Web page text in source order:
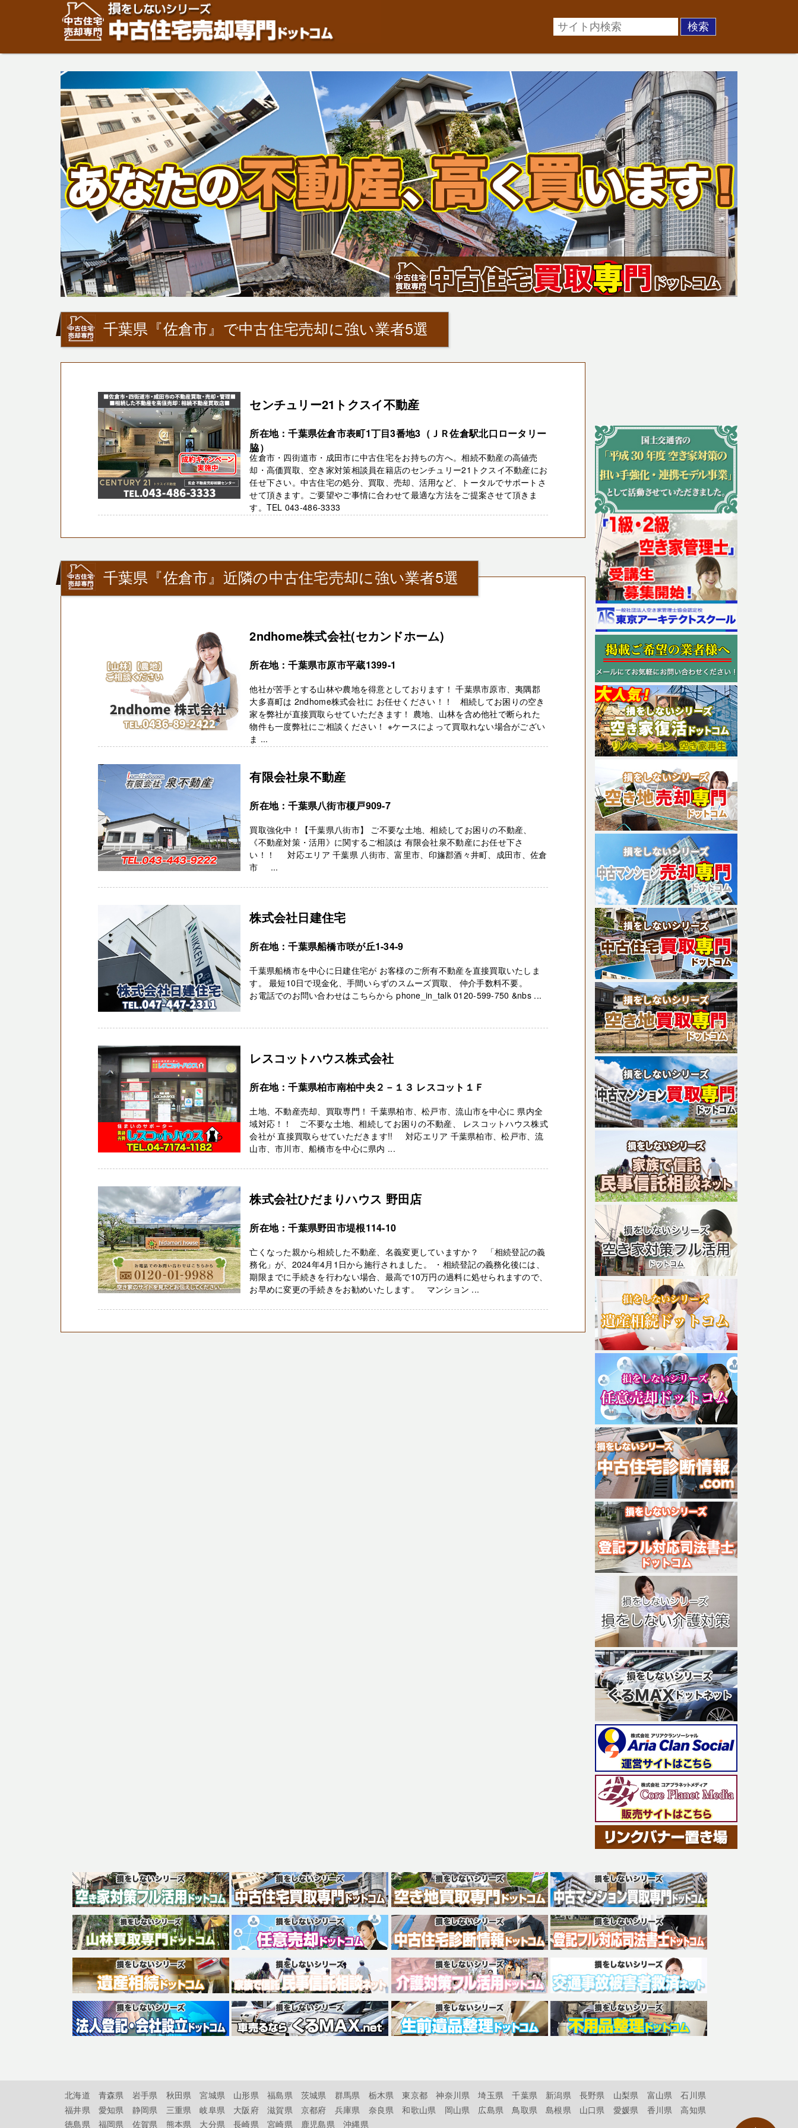
住宅・建物の「売却」は「個人」の方々が、「買取」は不動産や開発等の「業者」が物件を買います。一般的に「売却」は時間はかかるが相場に準じた売却金額、「買取」は短期ではあるが相場より
安めの売却金額と言われています。住宅・建物の売却をご検討中の方はお気軽にご相談ください。中古住宅、相続不動産など、不動産売却のお悩みを全国の専門家が解決致します！
千葉県『佐倉市』で中古住宅売却に強い業者5選
センチュリー21トクスイ不動産
所在地：千葉県佐倉市表町1丁目3番地3（ＪＲ佐倉駅北口ロータリー
脇）
佐倉市・四街道市・成田市に中古住宅をお持ちの方へ。相続不動産の高値売
却・高価買取、空き家対策相談員在籍店のセンチュリー21トクスイ不動産にお
任せ下さい。中古住宅の処分、買取、売却、活用など、トータルでサポートさ
せて頂きます。ご要望やご事情に合わせて最適な方法をご提案させて頂きま
す。TEL 043-486-3333
千葉県『佐倉市』近隣の中古住宅売却に強い業者5選
2ndhome株式会社(セカンドホーム)
所在地：千葉県市原市平蔵1399-1
他社が苦手とする山林や農地を得意としております！ 千葉県市原市、夷隅郡
大多喜町は 2ndhome株式会社に お任せください！！ 相続してお困りの空き
家を弊社が直接買取らせていただきます！ 農地、山林を含め他社で断られた
物件も一度弊社にご相談ください！ ※ケースによって買取れない場合がござい
ま ...
有限会社泉不動産
所在地：千葉県八街市榎戸909-7
買取強化中！【千葉県八街市】 ご不要な土地、相続してお困りの不動産、
《不動産対策・活用》に関するご相談は 有限会社泉不動産にお任せ下さ
い！！ 対応エリア 千葉県 八街市、富里市、印旛郡酒々井町、成田市、佐倉
市 ...
株式会社日建住宅
所在地：千葉県船橋市咲が丘1-34-9
千葉県船橋市を中心に日建住宅が お客様のご所有不動産を直接買取いたしま
す。 最短10日で現金化、手間いらずのスムーズ買取、 仲介手数料不要。
お電話でのお問い合わせはこちらから phone_in_talk 0120-599-750 &nbs ...
レスコットハウス株式会社
所在地：千葉県柏市南柏中央２－１３ レスコット１Ｆ
土地、不動産売却、買取専門！ 千葉県柏市、松戸市、流山市を中心に 県内全
域対応！！ ご不要な土地、相続してお困りの不動産、 レスコットハウス株式
会社が 直接買取らせていただきます!! 対応エリア 千葉県柏市、松戸市、流
山市、市川市、船橋市を中心に県内 ...
株式会社ひだまりハウス 野田店
所在地：千葉県野田市堤根114-10
亡くなった親から相続した不動産、名義変更していますか？ 「相続登記の義
務化」が、2024年4月1日から施行されました。 ・相続登記の義務化後には、
期限までに手続きを行わない場合、最高で10万円の過料に処せられますので、
お早めに変更の手続きをお勧めいたします。 マンション ...
北海道 青森県 岩手県 秋田県 宮城県 山形県 福島県 茨城県 群馬県 栃木県 東京都 神奈川県 埼玉県 千葉県 新潟県 長野県 山梨県 富山県
石川県
福井県
愛知県 静岡県 三重県 岐阜県 大阪府 滋賀県 京都府 兵庫県 奈良県 和歌山県 岡山県 広島県 鳥取県 島根県 山口県 愛媛県 香川県
高知県
徳島県
福岡県 佐賀県 熊本県 大分県 長崎県 宮崎県 鹿児島県 沖縄県